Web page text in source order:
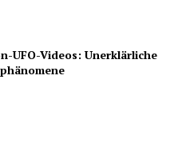
UFO-Videos: Unerklärliche